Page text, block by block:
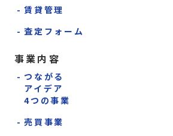
賃貸管理
査定フォーム
事業内容
つながる
アイデア
4つの事業
売買事業